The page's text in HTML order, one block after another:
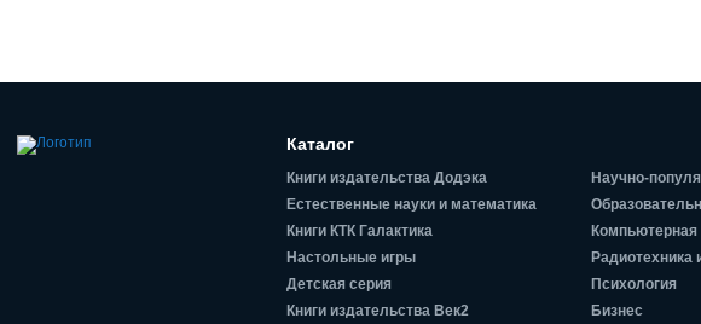
Каталог
Книги издательства Додэка
Естественные науки и математика
Книги КТК Галактика
Настольные игры
Детская серия
Книги издательства Век2
Научно-
Компьютерная
Радиотехника
Психология
Бизнес